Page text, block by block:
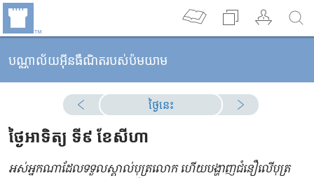
បណ្ណាល័យអ៊ីនធឺណិតរបស់ប៉មយាម
ថ្ងៃនេះ
ថ្ងៃ​អាទិត្យ ទី​៩ ខែ​សីហា
អស់​អ្នក​ណា​ដែល​ទទួល​ស្គាល់​បុត្រ​លោក ហើយ​បង្ហាញ​ជំនឿ​លើ​បុត្រ​